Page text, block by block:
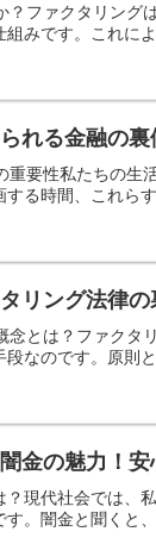
？ファクタリング
みです。これに
れる金融の裏
重要性私たちの生
る時間、これら
リング法律
念とは？ファクタ
なのです。原則
金の魅力！
現代社会では、
。闇金と聞くと